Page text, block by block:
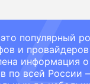
популярный
и
информация
по всей России